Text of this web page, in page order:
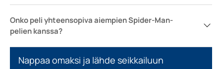
Onko peli yhteensopiva aiempien Spider-Man-
pelien kanssa?
Nappaa omaksi ja lähde seikkailuun